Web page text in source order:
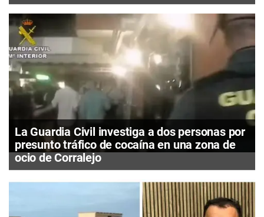
La Guardia Civil investiga a dos personas por
presunto tráfico de cocaína en una zona de
ocio de Corralejo